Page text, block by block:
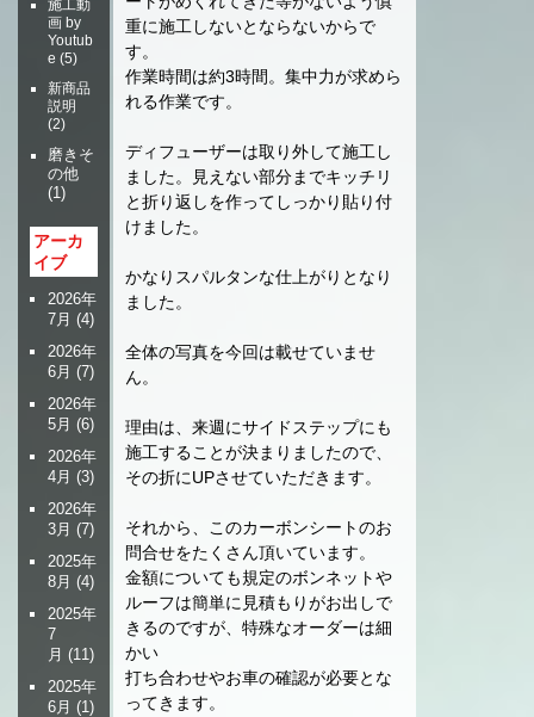
重に施工しないとならないからで
す。
作業時間は約3時間。集中力が求めら
れる作業です。
ディフューザーは取り外して施工し
ました。見えない部分までキッチリ
と折り返しを作ってしっかり貼り付
けました。
かなりスパルタンな仕上がりとなり
ました。
全体の写真を今回は載せていませ
ん。
理由は、来週にサイドステップにも
施工することが決まりましたので、
その折にUPさせていただきます。
それから、このカーボンシートのお
問合せをたくさん頂いています。
金額についても規定のボンネットや
ルーフは簡単に見積もりがお出しで
きるのですが、特殊なオーダーは細
かい
打ち合わせやお車の確認が必要とな
ってきます。
施工動
画 by
Youtub
e (5)
新商品
説明
(2)
磨きそ
の他
(1)
アーカ
イブ
2026年
7月 (4)
2026年
6月 (7)
2026年
5月 (6)
2026年
4月 (3)
2026年
3月 (7)
2025年
8月 (4)
2025年
7
月 (11)
2025年
6月 (1)